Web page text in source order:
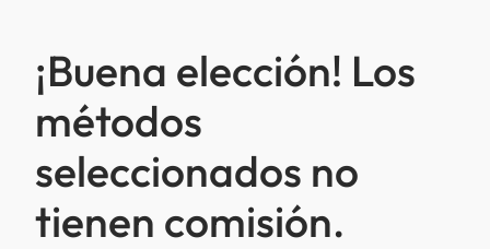
¡Buena elección! Los
métodos
seleccionados no
tienen comisión.